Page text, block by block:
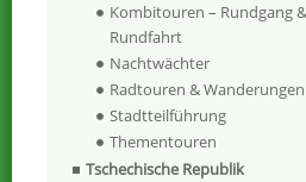
Kombitouren – Rundgang &
Rundfahrt
Nachtwächter
Radtouren & Wanderungen
Stadtteilführung
Thementouren
Tschechische Republik